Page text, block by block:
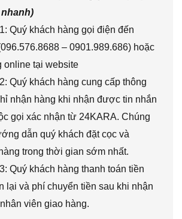
Quý khách hàng gọi điện đến
– 0901.989.686) hoặc
online tại website
Quý khách hàng cung cấp thông
nhận hàng khi nhận được tin nhắn
gọi xác nhận từ 24KARA. Chúng
dẫn quý khách đặt cọc và
trong thời gian sớm nhất.
Quý khách hàng thanh toán tiền
lại và phí chuyển tiền sau khi nhận
viên giao hàng.